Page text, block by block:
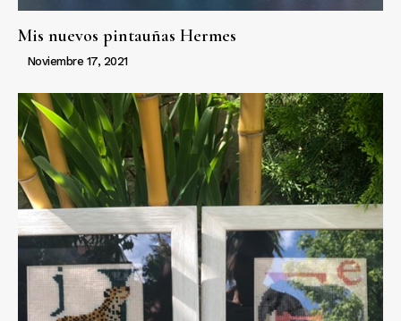
Mis nuevos pintauñas Hermes
Noviembre 17, 2021